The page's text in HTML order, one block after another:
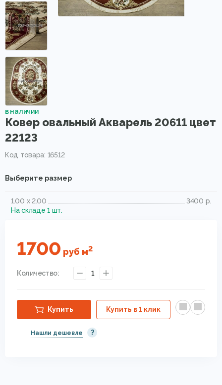
в наличии
Ковер овальный Акварель 20611 цвет
22123
Код товара: 16512
Выберите размер
1.00 x 2.00
3400 р.
На складе 1 шт.
1700 руб м2
Количество: 1
Купить Купить в 1 клик
Нашли дешевле ?